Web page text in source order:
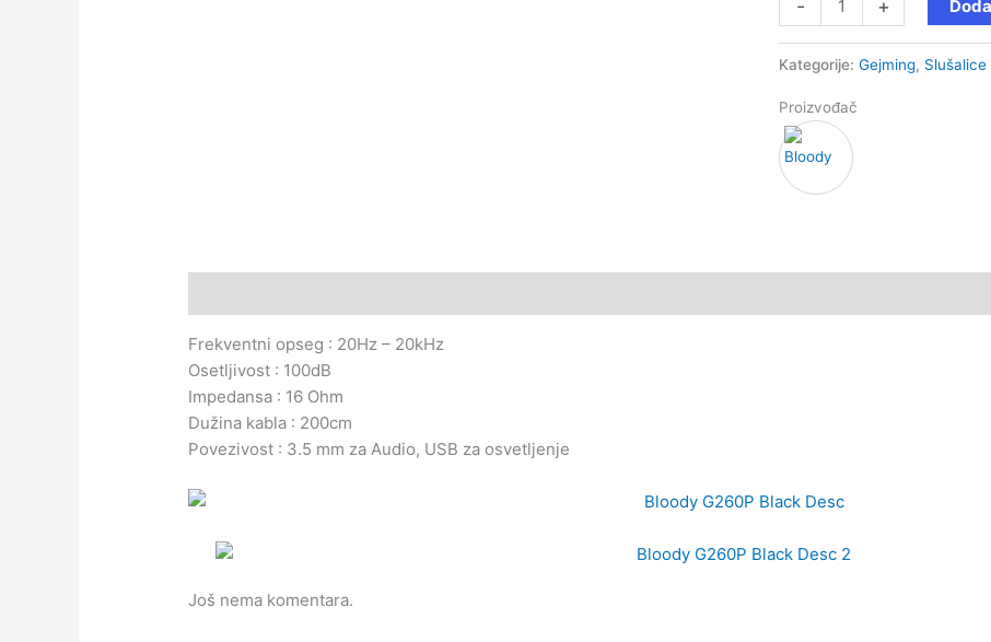
- +
Kategorije: Gejming,
Proizvođač
Frekventni opseg : 20Hz – 20kHz
Osetljivost : 100dB
Impedansa : 16 Ohm
Dužina kabla : 200cm
Povezivost : 3.5 mm za Audio, USB za osvetljenje
Još nema komentara.